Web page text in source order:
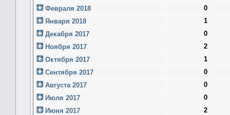
Февраля 2018
0
Января 2018
1
Декабря 2017
0
Ноября 2017
2
Октября 2017
1
Сентября 2017
0
Августа 2017
0
Июля 2017
0
Июня 2017
2